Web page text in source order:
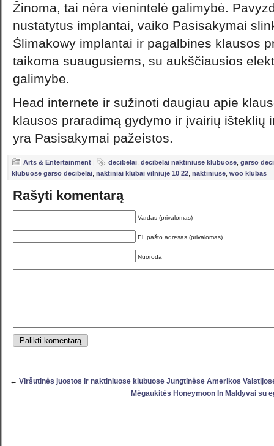
Žinoma, tai nėra vienintelė galimybė.
nustatytus implantai, vaiko Pasisakymai
Ślimakowy implantai ir pagalbines klausos
taikoma suaugusiems, su aukščiausios
galimybe.
Head internete ir sužinoti daugiau apie
klausos praradimą gydymo ir įvairių išteklių
yra Pasisakymai pažeistos.
Arts & Entertainment | decibelai decibelai naktiniuse klubuose garso
klubuose garso decibelai naktiniai klubai vilniuje 10 22 naktiniuse woo klubas
Rašyti komentarą
Vardas (privalomas)
El. pašto adresas (privalomas)
Nuoroda
← Viršutinės juostos ir naktiniuose klubuose Jungtinėse Amerikos
Mėgaukitės Honeymoon In Maldyvai su